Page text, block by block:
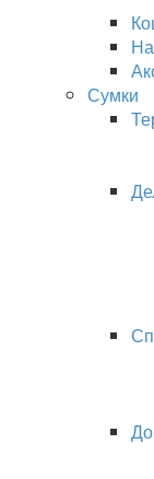
Сумки